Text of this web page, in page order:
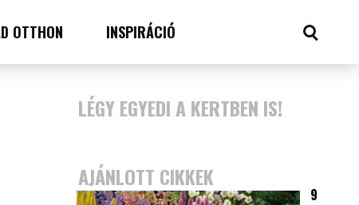
OTTHON INSPIRÁCIÓ
LÉGY EGYEDI A KERTBEN IS!
AJÁNLOTT CIKKEK
9